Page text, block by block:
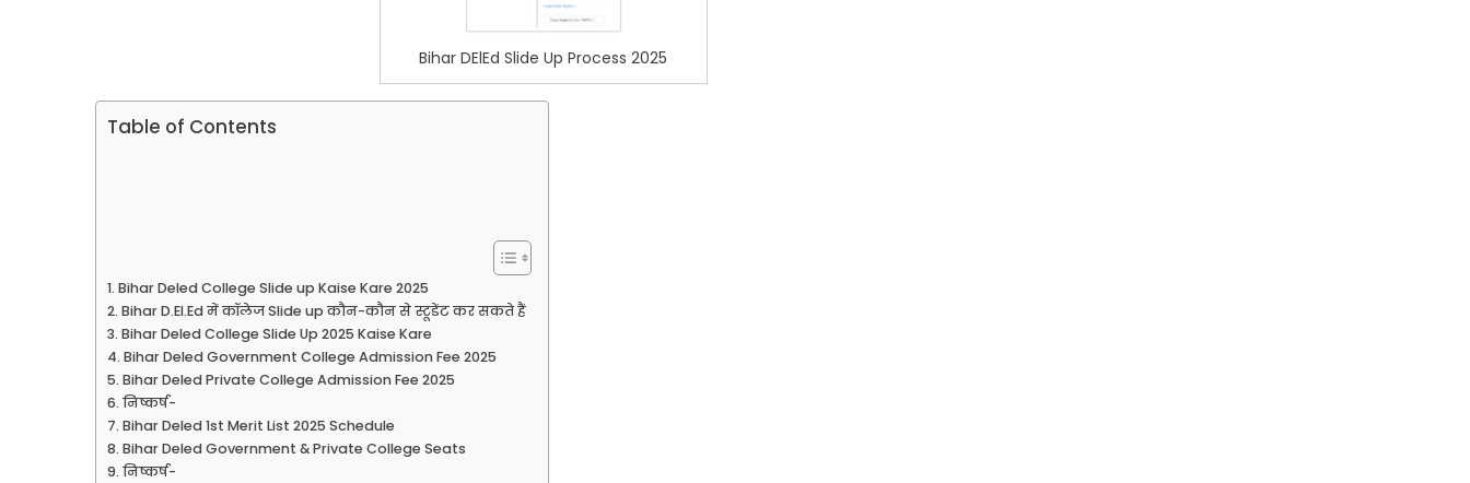
Bihar DElEd Slide Up Process 2025
Table of Contents
Bihar Deled College Slide up Kaise Kare 2025
Bihar D.El.Ed में कॉलेज Slide up कौन-कौन से स्टूडेंट कर सकते हैं
Bihar Deled College Slide Up 2025 Kaise Kare
Bihar Deled Government College Admission Fee 2025
Bihar Deled Private College Admission Fee 2025
निष्कर्ष-
Bihar Deled 1st Merit List 2025 Schedule
Bihar Deled Government & Private College Seats
निष्कर्ष-